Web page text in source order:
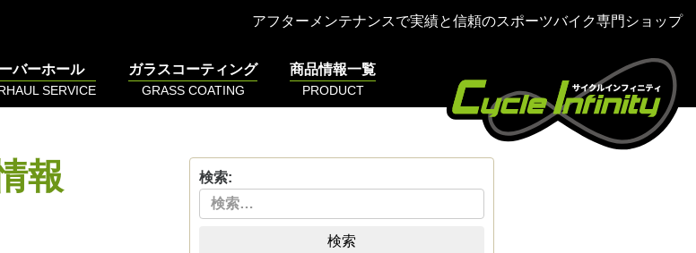
アフターメンテナンスで実績と信頼のスポーツバイク専門ショップ
バーホール
SERVICE
ガラスコーティング
GRASS COATING
商品情報一覧
PRODUCT
報 検索:
検索